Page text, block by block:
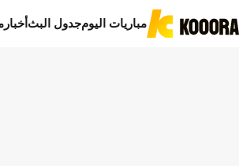
مباريات اليومجدول البثأخبار